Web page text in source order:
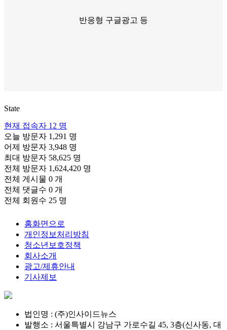
반응형 구글광고 등
State
현재 접속자 12 명
오늘 방문자 1,291 명
어제 방문자 3,948 명
최대 방문자 58,625 명
전체 방문자 1,624,420 명
전체 게시물 0 개
전체 댓글수 0 개
전체 회원수 25 명
홈화면으로
개인정보처리방침
청소년보호정책
회사소개
광고/제휴안내
기사제보
법인명 : (주)인사이드뉴스
발행소 : 서울특별시 강남구 가로수길 45, 3층(신사동, 대